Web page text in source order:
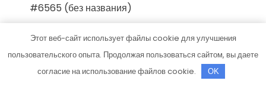
#6565 (без названия)
#6567 (без названия)
Этот веб-сайт использует файлы cookie для улучшения
пользовательского опыта. Продолжая пользоваться сайтом, вы даете
согласие на использование файлов cookie.
OK